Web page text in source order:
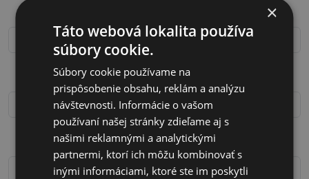
Telefón*
E-mail*
×
Táto webová lokalita používa
súbory cookie.
Súbory cookie používame na
prispôsobenie obsahu, reklám a analýzu
návštevnosti. Informácie o vašom
používaní našej stránky zdieľame aj s
našimi reklamnými a analytickými
partnermi, ktorí ich môžu kombinovať s
inými informáciami, ktoré ste im poskytli